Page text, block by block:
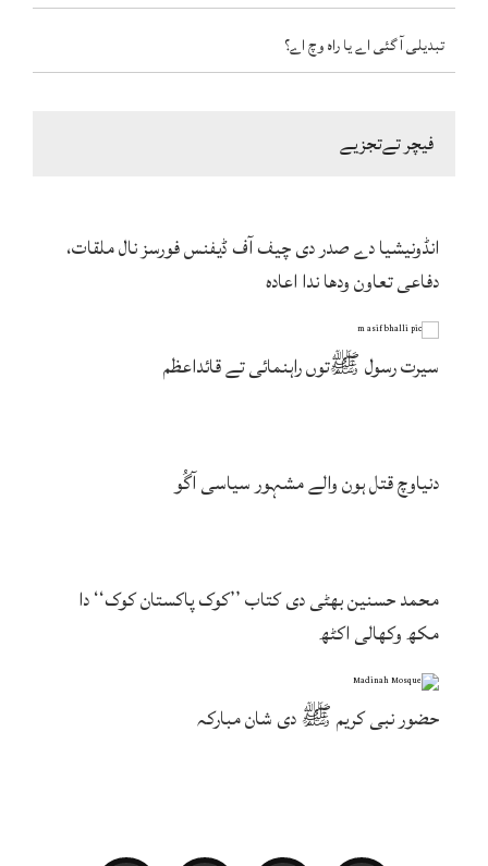
تبدیلی آ گئی اے یا راہ وچ اے؟
فیچر تےتجزیے
انڈونیشیا دے صدر دی چیف آف ڈیفنس فورسز نال ملقات،
دفاعی تعاون ودھا ندا اعادہ
سیرت رسول ﷺتوں راہنمائی تے قائداعظم
دنیاوچ قتل ہون والے مشہور سیاسی آگُو
محمد حسنین بھٹی دی کتاب ’’کوک پاکستان کوک‘‘ دا
مکھ وکھالی اکٹھ
حضور نبی کریم ﷺ دی شان مبارکہ